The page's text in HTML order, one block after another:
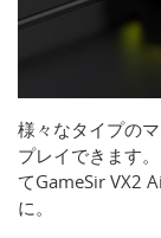
様々なタイプの
プレイできます
てGameSir VX2
に。